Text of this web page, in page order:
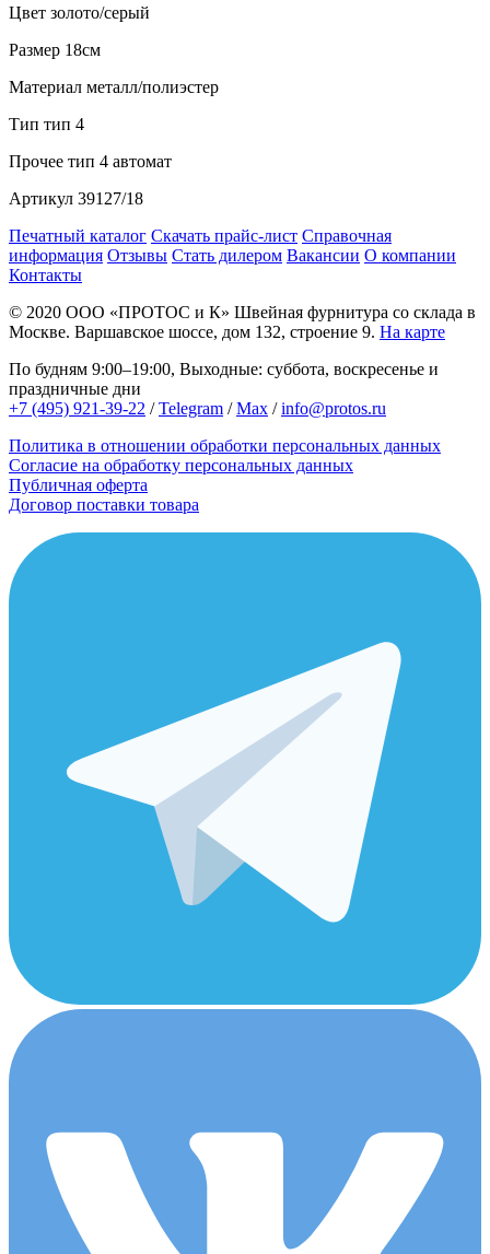
Цвет золото/серый
Размер 18см
Материал металл/полиэстер
Тип тип 4
Прочее тип 4 автомат
Артикул 39127/18
Печатный каталог Скачать прайс-лист Справочная
информация Отзывы Стать дилером Вакансии О компании
Контакты
© 2020 ООО «ПРОТОС и К» Швейная фурнитура со склада в
Москве. Варшавское шоссе, дом 132, строение 9. На карте
По будням 9:00–19:00, Выходные: суббота, воскресенье и
праздничные дни
+7 (495) 921-39-22 /Telegram /Max /info@protos.ru
Политика в отношении обработки персональных данных
Согласие на обработку персональных данных
Публичная оферта
Договор поставки товара